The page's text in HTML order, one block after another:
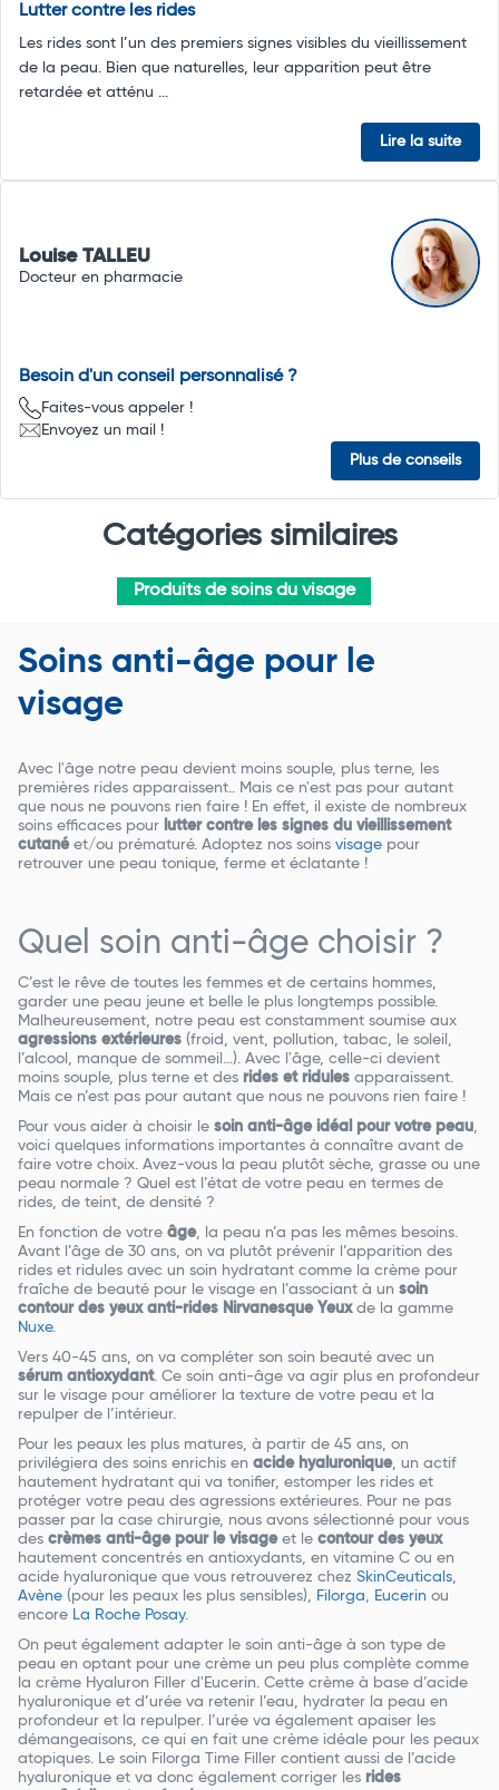
Lutter contre les rides
Les rides sont l’un des premiers signes visibles du vieillissement
de la peau. Bien que naturelles, leur apparition peut être
retardée et atténu ...
Lire la suite
Louise TALLEU
Docteur en pharmacie
Besoin d'un conseil personnalisé ?
Faites-vous appeler !
Envoyez un mail !
Plus de conseils
Catégories similaires
Produits de soins du visage
Soins anti-âge pour le
visage
Avec l'âge notre peau devient moins souple, plus terne, les
premières rides apparaissent.. Mais ce n'est pas pour autant
que nous ne pouvons rien faire ! En effet, il existe de nombreux
soins efficaces pour lutter contre les signes du vieillissement
cutanéet/ou prématuré. Adoptez nos soins visage pour
retrouver une peau tonique, ferme et éclatante !
Quel soin anti-âge choisir ?
C’est le rêve de toutes les femmes et de certains hommes,
garder une peau jeune et belle le plus longtemps possible.
Malheureusement, notre peau est constamment soumise aux
agressions extérieures (froid, vent, pollution, tabac, le soleil,
l’alcool, manque de sommeil…). Avec l'âge, celle-ci devient
moins souple, plus terne et des rides et ridules apparaissent.
Mais ce n’est pas pour autant que nous ne pouvons rien faire !
Pour vous aider à choisir le soin anti-âge idéal pour votre peau,
voici quelques informations importantes à connaître avant de
faire votre choix. Avez-vous la peau plutôt sèche, grasse ou une
peau normale ? Quel est l’état de votre peau en termes de
rides, de teint, de densité ?
En fonction de votre âge, la peau n’a pas les mêmes besoins.
Avant l’âge de 30 ans, on va plutôt prévenir l’apparition des
rides et ridules avec un soin hydratant comme la crème pour
fraîche de beauté pour le visage en l’associant à un soin
contour des yeux anti-rides Nirvanesque Yeuxde la gamme
Nuxe.
Vers 40-45 ans, on va compléter son soin beauté avec un
sérum antioxydant. Ce soin anti-âge va agir plus en profondeur
sur le visage pour améliorer la texture de votre peau et la
repulper de l’intérieur.
Pour les peaux les plus matures, à partir de 45 ans, on
privilégiera des soins enrichis en acide hyaluronique, un actif
hautement hydratant qui va tonifier, estomper les rides et
protéger votre peau des agressions extérieures. Pour ne pas
passer par la case chirurgie, nous avons sélectionné pour vous
des crèmes anti-âge pour le visageet le contour des yeux
hautement concentrés en antioxydants, en vitamine C ou en
acide hyaluronique que vous retrouverez chez SkinCeuticals,
Avène (pour les peaux les plus sensibles), Filorga, Eucerin ou
encore La Roche Posay.
On peut également adapter le soin anti-âge à son type de
peau en optant pour une crème un peu plus complète comme
la crème Hyaluron Filler d'Eucerin. Cette crème à base d’acide
hyaluronique et d’urée va retenir l’eau, hydrater la peau en
profondeur et la repulper. l’urée va également apaiser les
démangeaisons, ce qui en fait une crème idéale pour les peaux
atopiques. Le soin Filorga Time Filler contient aussi de l’acide
hyaluronique et va donc également corriger les rides